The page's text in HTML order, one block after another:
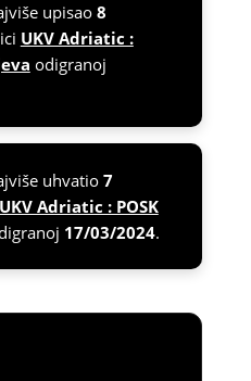
upisao 8
UKV Adriatic :
odigranoj
uhvatio7
UKV Adriatic : POSK
17/03/2024.